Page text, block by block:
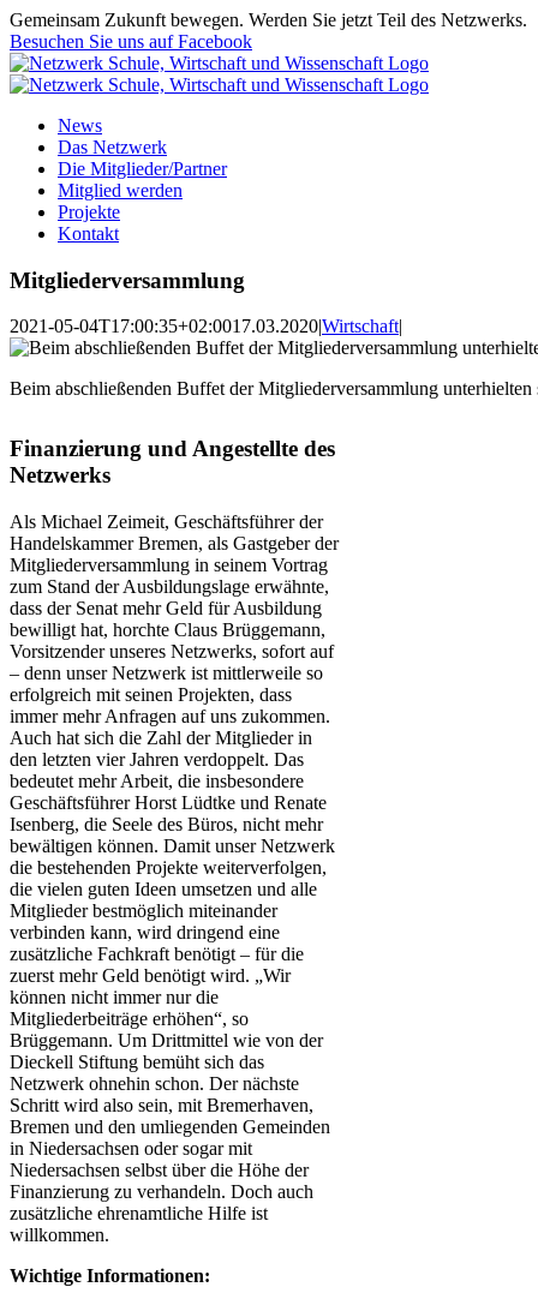
Zum
Inhalt
springen
Gemeinsam Zukunft bewegen. Werden Sie jetzt Teil des Netzwerks.
Besuchen Sie uns auf Facebook
News
Das Netzwerk
Die Mitglieder/Partner
Mitglied werden
Projekte
Kontakt
Mitgliederversammlung
2021-05-04T17:00:35+02:0017.03.2020|Wirtschaft|
Beim abschließenden Buffet der Mitgliederversammlung unterhielten
Finanzierung und Angestellte des
Netzwerks
Als Michael Zeimeit, Geschäftsführer der
Handelskammer Bremen, als Gastgeber der
Mitgliederversammlung in seinem Vortrag
zum Stand der Ausbildungslage erwähnte,
dass der Senat mehr Geld für Ausbildung
bewilligt hat, horchte Claus Brüggemann,
Vorsitzender unseres Netzwerks, sofort auf
– denn unser Netzwerk ist mittlerweile so
erfolgreich mit seinen Projekten, dass
immer mehr Anfragen auf uns zukommen.
Auch hat sich die Zahl der Mitglieder in
den letzten vier Jahren verdoppelt. Das
bedeutet mehr Arbeit, die insbesondere
Geschäftsführer Horst Lüdtke und Renate
Isenberg, die Seele des Büros, nicht mehr
bewältigen können. Damit unser Netzwerk
die bestehenden Projekte weiterverfolgen,
die vielen guten Ideen umsetzen und alle
Mitglieder bestmöglich miteinander
verbinden kann, wird dringend eine
zusätzliche Fachkraft benötigt – für die
zuerst mehr Geld benötigt wird. „Wir
können nicht immer nur die
Mitgliederbeiträge erhöhen“, so
Brüggemann. Um Drittmittel wie von der
Dieckell Stiftung bemüht sich das
Netzwerk ohnehin schon. Der nächste
Schritt wird also sein, mit Bremerhaven,
Bremen und den umliegenden Gemeinden
in Niedersachsen oder sogar mit
Niedersachsen selbst über die Höhe der
Finanzierung zu verhandeln. Doch auch
zusätzliche ehrenamtliche Hilfe ist
willkommen.
Wichtige Informationen: